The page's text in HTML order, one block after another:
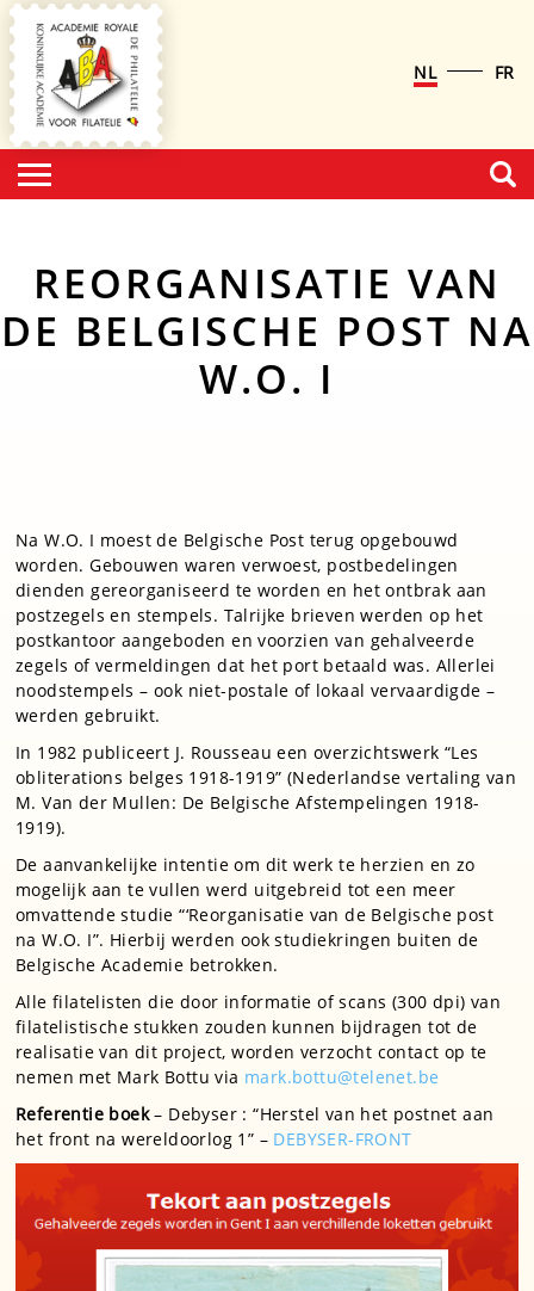
NL FR
REORGANISATIE VAN
DE BELGISCHE POST NA
W.O. I
Na W.O. I moest de Belgische Post terug opgebouwd
worden. Gebouwen waren verwoest, postbedelingen
dienden gereorganiseerd te worden en het ontbrak aan
postzegels en stempels. Talrijke brieven werden op het
postkantoor aangeboden en voorzien van gehalveerde
zegels of vermeldingen dat het port betaald was. Allerlei
noodstempels – ook niet-postale of lokaal vervaardigde –
werden gebruikt.
In 1982 publiceert J. Rousseau een overzichtswerk “Les
obliterations belges 1918-1919” (Nederlandse vertaling van
M. Van der Mullen: De Belgische Afstempelingen 1918-
1919).
De aanvankelijke intentie om dit werk te herzien en zo
mogelijk aan te vullen werd uitgebreid tot een meer
omvattende studie “‘Reorganisatie van de Belgische post
na W.O. I”. Hierbij werden ook studiekringen buiten de
Belgische Academie betrokken.
Alle filatelisten die door informatie of scans (300 dpi) van
filatelistische stukken zouden kunnen bijdragen tot de
realisatie van dit project, worden verzocht contact op te
nemen met Mark Bottu via mark.bottu@telenet.be
Referentie boek– Debyser : “Herstel van het postnet aan
het front na wereldoorlog 1” – DEBYSER-FRONT